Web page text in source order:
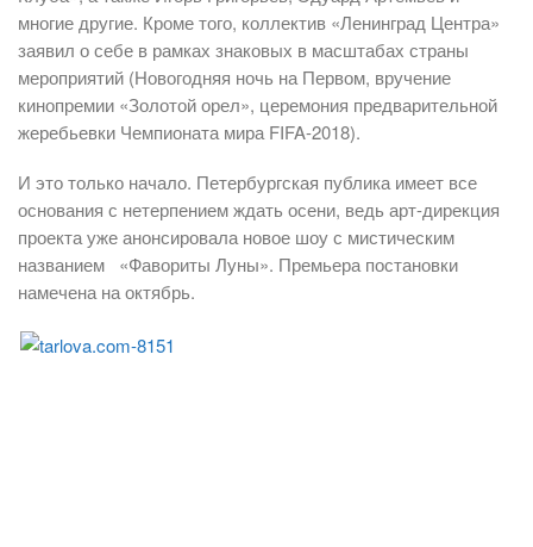
многие другие. Кроме того, коллектив «Ленинград Центра»
заявил о себе в рамках знаковых в масштабах страны
мероприятий (Новогодняя ночь на Первом, вручение
кинопремии «Золотой орел», церемония предварительной
жеребьевки Чемпионата мира FIFA-2018).
И это только начало. Петербургская публика имеет все
основания с нетерпением ждать осени, ведь арт-дирекция
проекта уже анонсировала новое шоу с мистическим
названием «Фавориты Луны». Премьера постановки
намечена на октябрь.